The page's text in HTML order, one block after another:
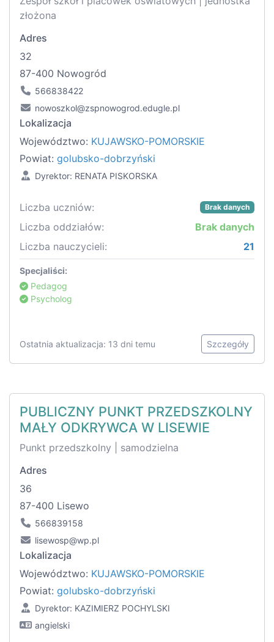
złożona
Adres
32
87-400 Nowogród
566838422
nowoszkol@zspnowogrod.edugle.pl
Lokalizacja
Województwo: KUJAWSKO-POMORSKIE
Powiat: golubsko-dobrzyński
Dyrektor: RENATA PISKORSKA
Liczba uczniów: Brak danych
Liczba oddziałów:
Brak danych
Liczba nauczycieli:
21
Specjaliści:
Pedagog
Psycholog
Ostatnia aktualizacja: 13 dni temu Szczegóły
PUBLICZNY PUNKT PRZEDSZKOLNY
MAŁY ODKRYWCA W LISEWIE
Punkt przedszkolny | samodzielna
Adres
36
87-400 Lisewo
566839158
lisewosp@wp.pl
Lokalizacja
Województwo: KUJAWSKO-POMORSKIE
Powiat: golubsko-dobrzyński
Dyrektor: KAZIMIERZ POCHYLSKI
angielski